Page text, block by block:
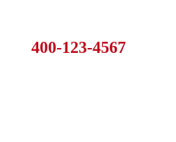
400-123-4567